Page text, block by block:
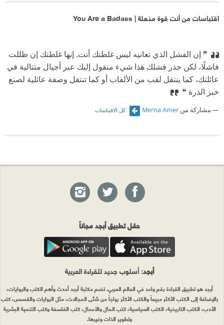
اقتباسات من أنت قوة مذهلة | You Are a Badass
❞ إن الفشل الذي تعانيه ليس غلطتك أنت. إنها غلطتك إن ظللت
فاشلًا، لكن جذر فشلك هذا شيء منقول إليك عبر أجيال متتالية في
عائلتك، كما ينتقل لقب من الألقاب أو كما تنتقل وصفة عائلية لصنع
خبز الذرة ❝
مشاركة من Merna Amer كل الاقتباسات
حمّل تطبيق أبجد مجاناً
أبجد: أسلوب جديد للقراءة العربية
أبجد هو تطبيق القراءة رقم واحد في العالم العربي. تضم مكتبة أبجد أحدث وأهم الكتب والروايات،
بالإضافة إلى الكتب الأكثر مبيعاً والكتب الأكثر رواجاً من شتّى المجالات، مثل الروايات والقصص، كتب
الأدب، الكتب التاريخية، الكتب السياسية، كتب المال والأعمال، كتب الفلسفة وكتب التنمية البشرية
وتطوير الذات وغيرها.